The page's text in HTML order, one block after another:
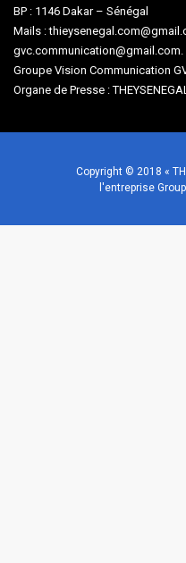
BP : 1146 Dakar – Sénégal
Mails :
gvc.communication@gmail.com.
Groupe Vision Communication
Organe de Presse :
Copyright © 2018 «
l'entreprise